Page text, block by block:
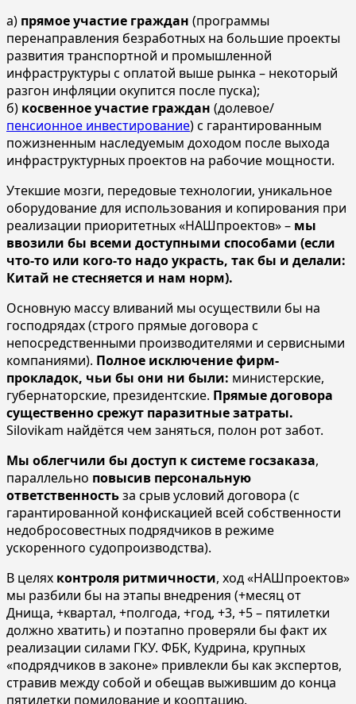
а) прямое участие граждан (программы
перенаправления безработных на большие проекты
развития транспортной и промышленной
инфраструктуры с оплатой выше рынка – некоторый
разгон инфляции окупится после пуска);
б) косвенное участие граждан (долевое/
пенсионное инвестирование) с гарантированным
пожизненным наследуемым доходом после выхода
инфраструктурных проектов на рабочие мощности.
Утекшие мозги, передовые технологии, уникальное
оборудование для использования и копирования при
реализации приоритетных «НАШпроектов» – мы
ввозили бы всеми доступными способами (если
что-то или кого-то надо украсть, так бы и делали:
Китай не стесняется и нам норм).
Основную массу вливаний мы осуществили бы на
господрядах (строго прямые договора с
непосредственными производителями и сервисными
компаниями). Полное исключение фирм-
прокладок, чьи бы они ни были: министерские,
губернаторские, президентские. Прямые договора
существенно срежут паразитные затраты.
Silovikam найдётся чем заняться, полон рот забот.
Мы облегчили бы доступ к системе госзаказа,
параллельно повысив персональную
ответственностьза срыв условий договора (с
гарантированной конфискацией всей собственности
недобросовестных подрядчиков в режиме
ускоренного судопроизводства).
В целях контроля ритмичности, ход «НАШпроектов»
мы разбили бы на этапы внедрения (+месяц от
Днища, +квартал, +полгода, +год, +3, +5 – пятилетки
должно хватить) и поэтапно проверяли бы факт их
реализации силами ГКУ. ФБК, Кудрина, крупных
«подрядчиков в законе» привлекли бы как экспертов,
стравив между собой и обещав выжившим до конца
пятилетки помилование и кооптацию.